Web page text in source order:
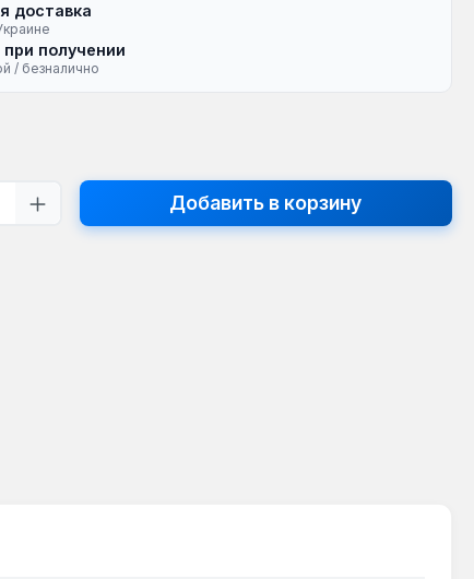
доставка
получении
/ безналично
продукта: введите желаемое
Добавить в корзину